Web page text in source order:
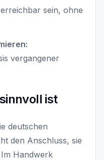
sein, ohne
vergangener
ist
deutschen
den Anschluss, sie
Handwerk